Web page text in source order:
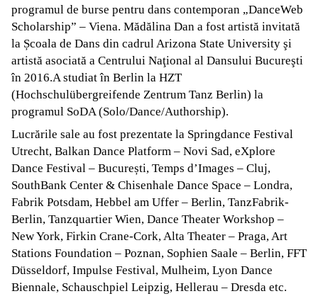
programul de burse pentru dans contemporan „DanceWeb
Scholarship” – Viena. Mădălina Dan a fost artistă invitată
la Școala de Dans din cadrul Arizona State University şi
artistă asociată a Centrului Naţional al Dansului Bucureşti
în 2016.A studiat în Berlin la HZT
(Hochschulübergreifende Zentrum Tanz Berlin) la
programul SoDA (Solo/Dance/Authorship).
Lucrările sale au fost prezentate la Springdance Festival
Utrecht, Balkan Dance Platform – Novi Sad, eXplore
Dance Festival – București, Temps d’Images – Cluj,
SouthBank Center & Chisenhale Dance Space – Londra,
Fabrik Potsdam, Hebbel am Uffer – Berlin, TanzFabrik-
Berlin, Tanzquartier Wien, Dance Theater Workshop –
New York, Firkin Crane-Cork, Alta Theater – Praga, Art
Stations Foundation – Poznan, Sophien Saale – Berlin, FFT
Düsseldorf, Impulse Festival, Mulheim, Lyon Dance
Biennale, Schauschpiel Leipzig, Hellerau – Dresda etc.